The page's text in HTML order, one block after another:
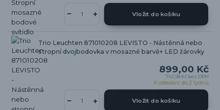
Vložit do košíku
Trio Leuchten 871010208 LEVISTO - Nástěnná nebo
stropní dvojbodovka v mosazné barvě+ LED žárovky
899,00 Kč
742,98 Kč bez DPH
K odeslání do 2 týdnů
Vložit do košíku